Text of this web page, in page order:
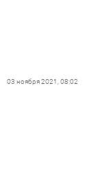
03 ноября 2021, 08:02